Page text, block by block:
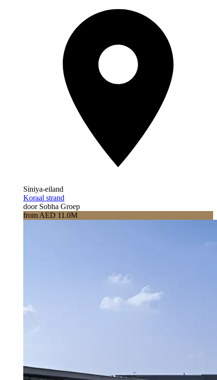
Siniya-eiland
Koraal strand
door Sobha Groep
from AED 11.0M